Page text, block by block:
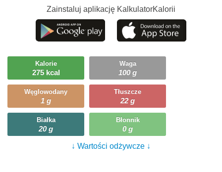
Szczegółówe informacje
Ciekawostki
Ile możesz zjeść?
Zainstaluj aplikację KalkulatorKalorii
Kalorie
275 kcal
Waga
100 g
Węglowodany
1 g
Tłuszcze
22 g
Białka
20 g
Błonnik
0 g
↓ Wartości odżywcze ↓